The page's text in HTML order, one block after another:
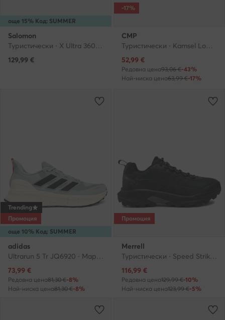
още 15% Код: SUMMER
Salomon
129,99 €
-17%
CMP
Актуална цена
52,99 €
Редовна цена93,06 €-43%
Най-ниска цена63,99 €-17%
още 10% Код: SUMMER
Trending
Промоция
adidas
Ultrarun 5 Tr JQ6920 · Маратонки за бягане
Актуална цена
73,99 €
Редовна цена81,30 €-8%
Най-ниска цена81,30 €-8%
Промоция
Merrell
Туристически · Speed Strike 2 Gtx GORE-TEX J037825 · Черен
Актуална цена
116,99 €
Редовна цена129,99 €-10%
Най-ниска цена123,99 €-5%